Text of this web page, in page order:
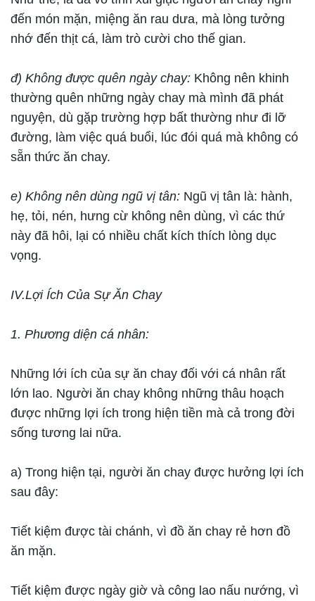
đến món mặn, miệng ăn rau dưa, mà lòng tưởng
nhớ đến thịt cá, làm trò cười cho thế gian.
đ) Không được quên ngày chay: Không nên khinh
thường quên những ngày chay mà mình đã phát
nguyện, dù gặp trường hợp bất thường như đi lỡ
đường, làm việc quá buổi, lúc đói quá mà không có
sẵn thức ăn chay.
e) Không nên dùng ngũ vị tân: Ngũ vị tân là: hành,
hẹ, tỏi, nén, hưng cừ không nên dùng, vì các thứ
này đã hôi, lại có nhiều chất kích thích lòng dục
vọng.
IV.Lợi Ích Của Sự Ăn Chay
1. Phương diện cá nhân:
Những lới ích của sự ăn chay đối với cá nhân rất
lớn lao. Người ăn chay không những thâu hoạch
được những lợi ích trong hiện tiền mà cả trong đời
sống tương lai nữa.
a) Trong hiện tại, người ăn chay được hưởng lợi ích
sau đây:
Tiết kiệm được tài chánh, vì đồ ăn chay rẻ hơn đồ
ăn mặn.
Tiết kiệm được ngày giờ và công lao nấu nướng, vì